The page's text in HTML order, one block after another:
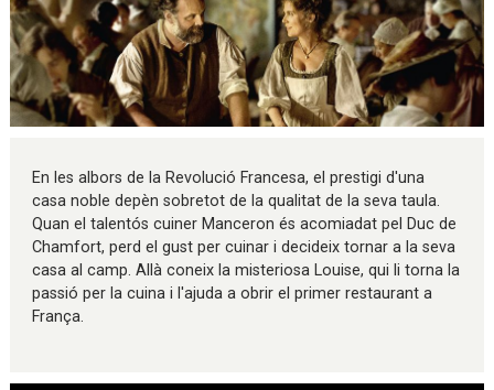
En les albors de la Revolució Francesa, el prestigi d'una
casa noble depèn sobretot de la qualitat de la seva taula.
Quan el talentós cuiner Manceron és acomiadat pel Duc de
Chamfort, perd el gust per cuinar i decideix tornar a la seva
casa al camp. Allà coneix la misteriosa Louise, qui li torna la
passió per la cuina i l'ajuda a obrir el primer restaurant a
França.